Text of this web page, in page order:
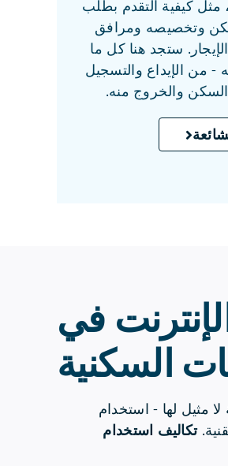
مثل كيفية التقدم بطلب
وتخصيصه ومرافق
ستجد هنا كل ما
- من الإيداع والتسجيل
السكن والخروج منه.
في
السكنية
مثيل لها - استخدام
تكاليف استخدام